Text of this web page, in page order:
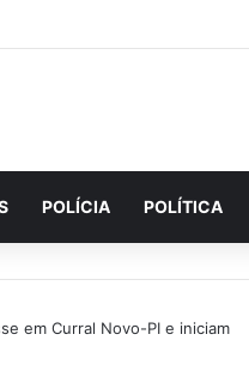
POLÍCIA POLÍTICA
em Curral Novo-PI e iniciam